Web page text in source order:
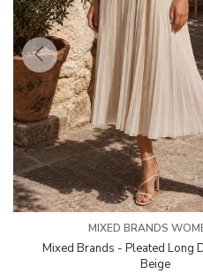
MIXED BRANDS
Mixed Brands - Pleated Long
Beige